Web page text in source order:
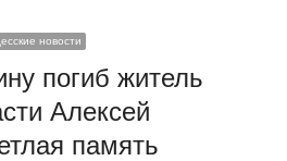
новости
погиб житель
Алексей
память